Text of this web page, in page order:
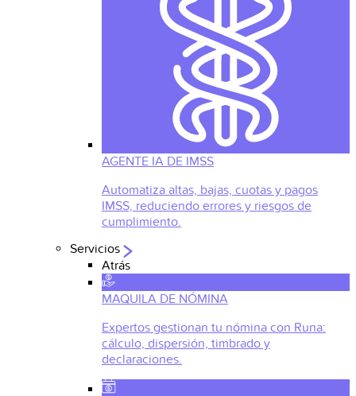
AGENTE IA DE IMSS
Automatiza altas, bajas, cuotas y pagos
IMSS, reduciendo errores y riesgos de
cumplimiento.
Servicios
Atrás
MAQUILA DE NÓMINA
Expertos gestionan tu nómina con Runa:
cálculo, dispersión, timbrado y
declaraciones.